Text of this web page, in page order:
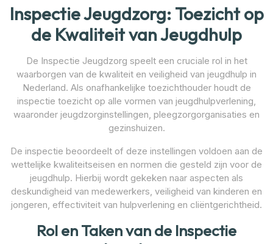
Inspectie Jeugdzorg: Toezicht op
de Kwaliteit van Jeugdhulp
De Inspectie Jeugdzorg speelt een cruciale rol in het
waarborgen van de kwaliteit en veiligheid van jeugdhulp in
Nederland. Als onafhankelijke toezichthouder houdt de
inspectie toezicht op alle vormen van jeugdhulpverlening,
waaronder jeugdzorginstellingen, pleegzorgorganisaties en
gezinshuizen.
De inspectie beoordeelt of deze instellingen voldoen aan de
wettelijke kwaliteitseisen en normen die gesteld zijn voor de
jeugdhulp. Hierbij wordt gekeken naar aspecten als
deskundigheid van medewerkers, veiligheid van kinderen en
jongeren, effectiviteit van hulpverlening en cliëntgerichtheid.
Rol en Taken van de Inspectie